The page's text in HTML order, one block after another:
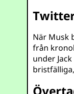
När Musk
från
under